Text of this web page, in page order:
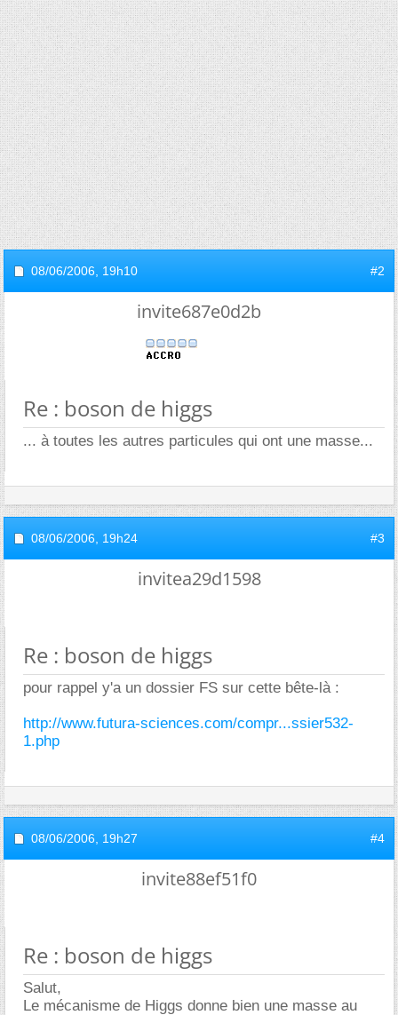
08/06/2006, 19h10 #2
invite687e0d2b
Re : boson de higgs
... à toutes les autres particules qui ont une masse...
08/06/2006, 19h24 #3
invitea29d1598
Re : boson de higgs
pour rappel y'a un dossier FS sur cette bête-là :
http://www.futura-sciences.com/compr...ssier532-
1.php
08/06/2006, 19h27 #4
invite88ef51f0
Re : boson de higgs
Salut,
Le mécanisme de Higgs donne bien une masse au